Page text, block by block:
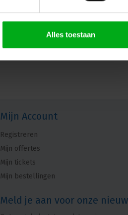
Alles toestaan
Mijn Account
Registreren
Mijn offertes
Mijn tickets
Mijn bestellingen
Meld je aan voor onze